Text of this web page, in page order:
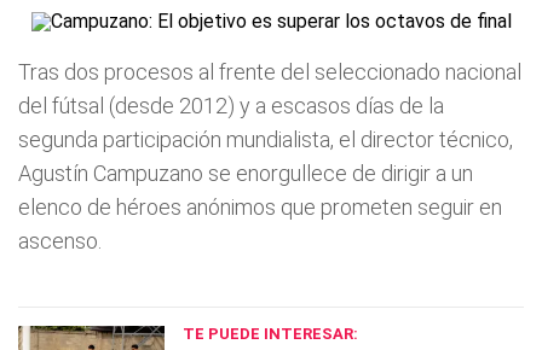
Tras dos procesos al frente del seleccionado nacional
del fútsal (desde 2012) y a escasos días de la
segunda participación mundialista, el director técnico,
Agustín Campuzano se enorgullece de dirigir a un
elenco de héroes anónimos que prometen seguir en
ascenso.
TE PUEDE INTERESAR: